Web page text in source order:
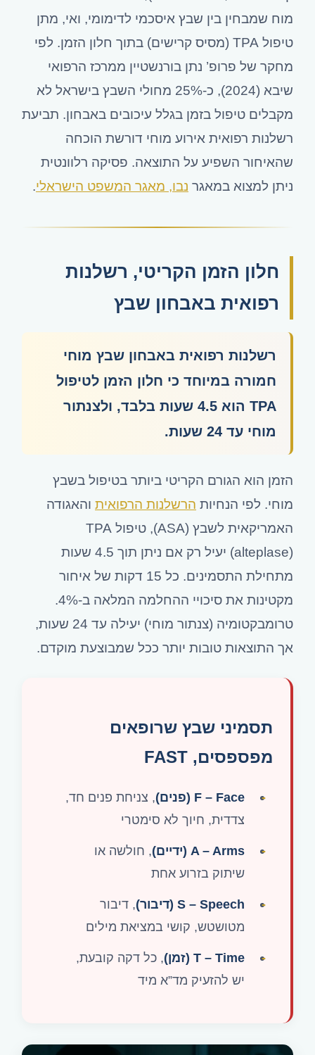
מוח שמבחין בין שבץ איסכמי לדימומי, ואי, מתן
טיפול TPA (מסיס קרישים) בתוך חלון הזמן. לפי
מחקר של פרופ’ נתן בורנשטיין ממרכז הרפואי
שיבא (2024), כ-25% מחולי השבץ בישראל לא
מקבלים טיפול בזמן בגלל עיכובים באבחון. תביעת
רשלנות רפואית אירוע מוחי דורשת הוכחה
שהאיחור השפיע על התוצאה. פסיקה רלוונטית
ניתן למצוא במאגר נבו, מאגר המשפט הישראלי.
חלון הזמן הקריטי, רשלנות
רפואית באבחון שבץ
רשלנות רפואית באבחון שבץ מוחי
חמורה במיוחד כי חלון הזמן לטיפול
TPA הוא 4.5 שעות בלבד, ולצנתור
מוחי עד 24 שעות.
הזמן הוא הגורם הקריטי ביותר בטיפול בשבץ
מוחי. לפי הנחיות הרשלנות הרפואית והאגודה
האמריקאית לשבץ (ASA), טיפול TPA
(alteplase) יעיל רק אם ניתן תוך 4.5 שעות
מתחילת התסמינים. כל 15 דקות של איחור
מקטינות את סיכויי ההחלמה המלאה ב-4%.
טרומבקטומיה (צנתור מוחי) יעילה עד 24 שעות,
אך התוצאות טובות יותר ככל שמבוצעת מוקדם.
תסמיני שבץ שרופאים
מפספסים, FAST
F – Face (פנים)
, צניחת פנים חד,
צדדית, חיוך לא סימטרי
A – Arms (ידיים)
, חולשה או
שיתוק בזרוע אחת
S – Speech (דיבור)
, דיבור
מטושטש, קושי במציאת מילים
T – Time (זמן)
, כל דקה קובעת,
יש להזעיק מד”א מיד